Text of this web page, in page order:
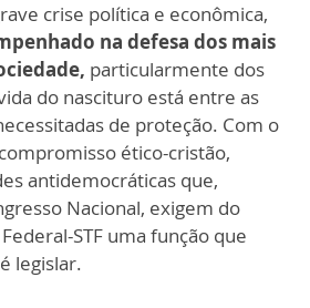
crise política e econômica,
na defesa dos mais
particularmente dos
do nascituro está entre as
de proteção. Com o
ético-cristão,
antidemocráticas que,
Nacional, exigem do
STF uma função que
legislar.